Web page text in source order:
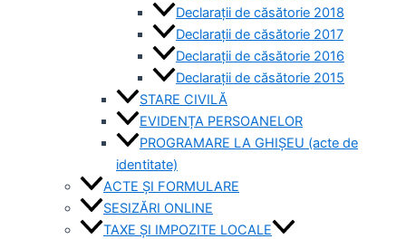
Declarații de căsătorie 2018
Declarații de căsătorie 2017
Declarații de căsătorie 2016
Declarații de căsătorie 2015
STARE CIVILĂ
EVIDENȚA PERSOANELOR
PROGRAMARE LA GHIȘEU (acte de
identitate)
ACTE ȘI FORMULARE
SESIZĂRI ONLINE
TAXE ȘI IMPOZITE LOCALE